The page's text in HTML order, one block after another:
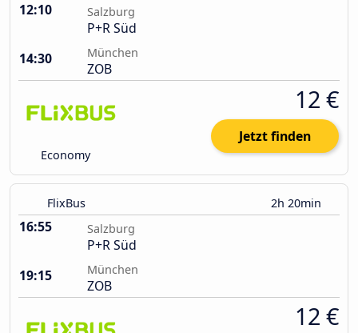
12:10 Salzburg
P+R Süd
14:30
München
ZOB
Economy
12 €
Jetzt finden
FlixBus 2h 20min
16:55 Salzburg
P+R Süd
19:15
München
ZOB
12 €